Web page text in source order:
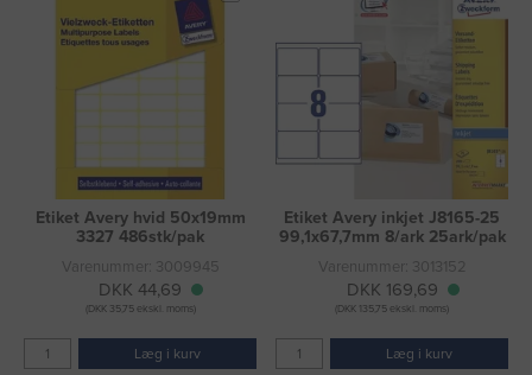
Etiket Avery hvid 50x19mm
3327 486stk/pak
Varenummer: 3009945
DKK 44,69
(DKK 35,75 ekskl. moms)
Læg i kurv
Etiket Avery inkjet J8165-25
99,1x67,7mm 8/ark 25ark/pak
Varenummer: 3013152
DKK 169,69
(DKK 135,75 ekskl. moms)
Læg i kurv